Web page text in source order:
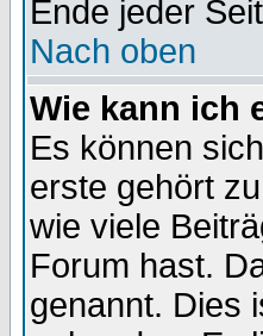
Ende jeder
Nach oben
Wie kann ich
Es können
erste gehört
wie viele
Forum hast.
genannt. Dies